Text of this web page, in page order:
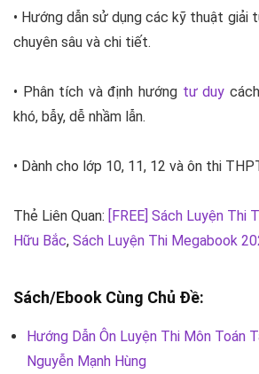
• Hướng dẫn sử dụng các kỹ thuật giải
chuyên sâu và chi tiết.
• Phân tích và định hướng tư duy
khó, bẫy, dễ nhầm lẫn.
• Dành cho lớp 10, 11, 12 và ôn thi
Thẻ Liên Quan: [FREE] Sách Luyện Thi
Hữu Bắc, Sách Luyện Thi Megabook
Sách/Ebook Cùng Chủ Đề:
Hướng Dẫn Ôn Luyện Thi Môn Toán
Nguyễn Mạnh Hùng